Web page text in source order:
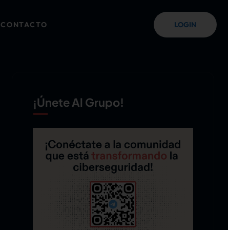
CONTACTO LOGIN
¡Únete Al Grupo!